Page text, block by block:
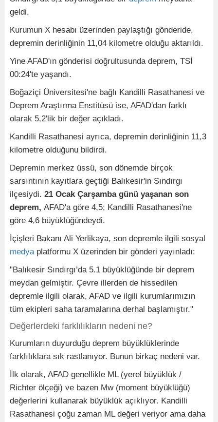
geldi.
Kurumun X hesabı üzerinden paylaştığı gönderide,
depremin derinliğinin 11,04 kilometre olduğu aktarıldı.
Yine AFAD'ın gönderisi doğrultusunda deprem, TSİ
00:24'te yaşandı.
Boğaziçi Üniversitesi'ne bağlı Kandilli Rasathanesi ve
Deprem Araştırma Enstitüsü ise, AFAD'dan farklı
olarak 5,2'lik bir değer açıkladı.
Kandilli Rasathanesi ayrıca, depremin derinliğinin 11,3
kilometre olduğunu bildirdi.
Depremin merkez üssü, son dönemde birçok
sarsıntının kayıtlara geçtiği Balıkesir'in Sındırgı
ilçesiydi. 21 Ocak Çarşamba günü yaşanan son
deprem, AFAD'a göre 4,5; Kandilli Rasathanesi'ne
göre 4,6 büyüklüğündeydi.
İçişleri Bakanı Ali Yerlikaya, son depremle ilgili sosyal
medyaplatformu X üzerinden bir gönderi yayınladı:
"Balıkesir Sındırgı’da 5.1 büyüklüğünde bir deprem
meydan gelmiştir. Çevre illerden de hissedilen
depremle ilgili olarak, AFAD ve ilgili kurumlarımızın
tüm ekipleri saha taramalarına derhal başlamıştır."
Değerlerdeki farklılıkların nedeni ne?
Kurumların duyurduğu deprem büyüklüklerinde
farklılıklara sık rastlanıyor. Bunun birkaç nedeni var.
İlk olarak, AFAD genellikle ML (yerel büyüklük /
Richter ölçeği) ve bazen Mw (moment büyüklüğü)
değerlerini kullanarak büyüklük açıklıyor. Kandilli
Rasathanesi çoğu zaman ML değeri veriyor ama daha